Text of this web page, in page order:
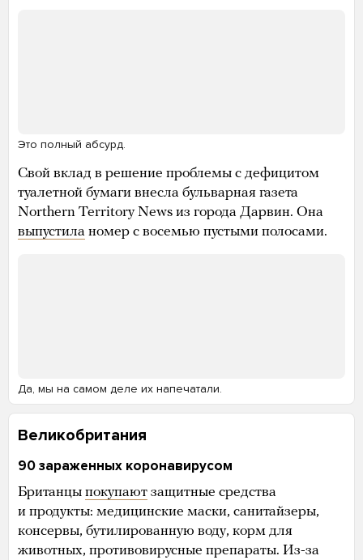
Это полный абсурд.
Свой вклад в решение проблемы с дефицитом
туалетной бумаги внесла бульварная газета
Northern Territory News из города Дарвин. Она
выпустила номер с восемью пустыми полосами.
Да, мы на самом деле их напечатали.
Великобритания
90 зараженных коронавирусом
Британцы покупают защитные средства
и продукты: медицинские маски, санитайзеры,
консервы, бутилированную воду, корм для
животных, противовирусные препараты. Из-за